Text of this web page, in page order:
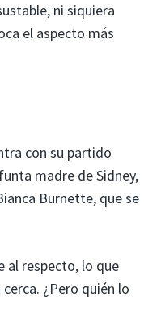
ni siquiera
el aspecto más
con su partido
madre de Sidney,
Burnette, que se
al respecto, lo que
¿Pero quién lo